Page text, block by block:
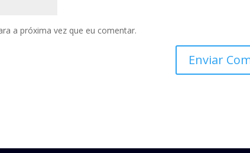
a próxima vez que eu comentar.